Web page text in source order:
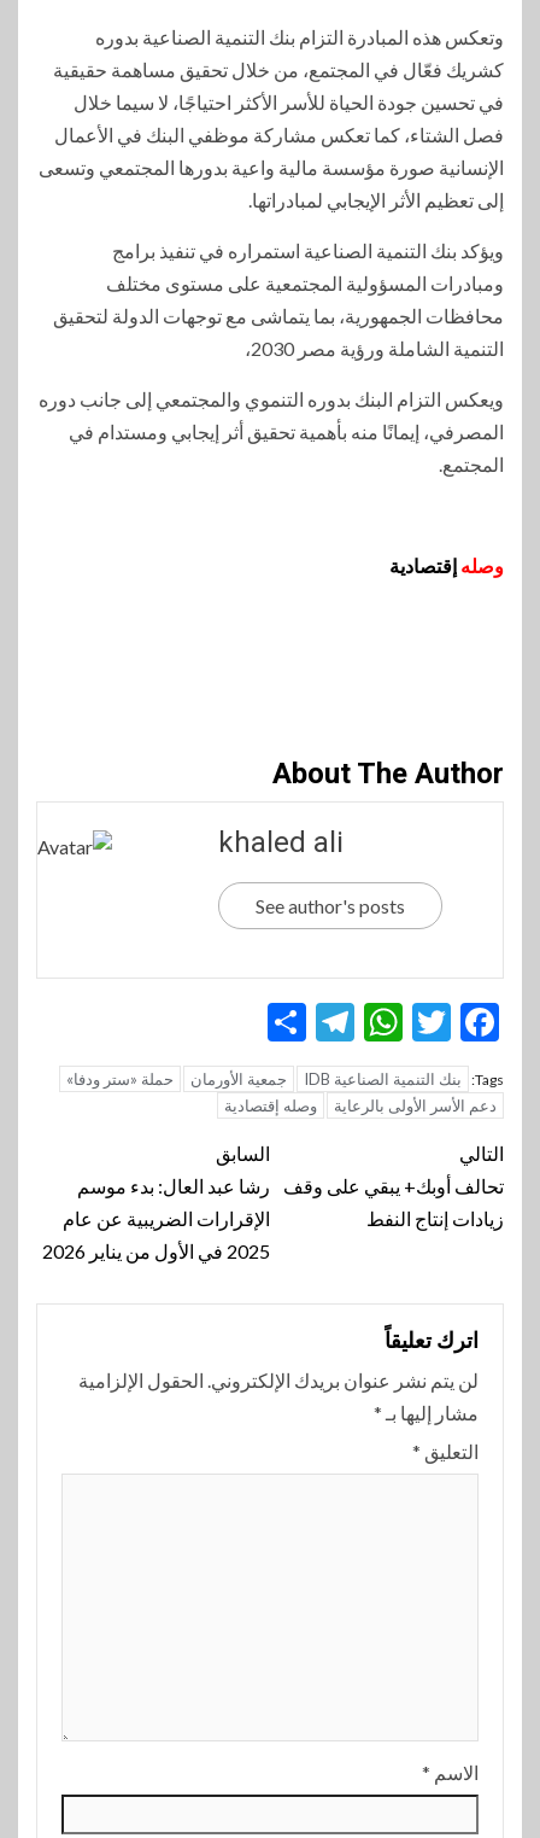
وتعكس هذه المبادرة التزام بنك التنمية الصناعية بدوره
كشريك فعّال في المجتمع، من خلال تحقيق مساهمة حقيقية
في تحسين جودة الحياة للأسر الأكثر احتياجًا، لا سيما خلال
فصل الشتاء، كما تعكس مشاركة موظفي البنك في الأعمال
الإنسانية صورة مؤسسة مالية واعية بدورها المجتمعي وتسعى
إلى تعظيم الأثر الإيجابي لمبادراتها.
ويؤكد بنك التنمية الصناعية استمراره في تنفيذ برامج
ومبادرات المسؤولية المجتمعية على مستوى مختلف
محافظات الجمهورية، بما يتماشى مع توجهات الدولة لتحقيق
التنمية الشاملة ورؤية مصر 2030،
ويعكس التزام البنك بدوره التنموي والمجتمعي إلى جانب دوره
المصرفي، إيمانًا منه بأهمية تحقيق أثر إيجابي ومستدام في
المجتمع.
وصله إقتصادية
About The Author
khaled ali
See author's posts
Facebook
Twitter
WhatsApp
Telegram
Tags: بنك التنمية الصناعية IDB جمعية الأورمان
حملة «ستر ودفا»
دعم الأسر الأولى بالرعاية
وصله إقتصادية
تنقل
المقالة
السابق
رشا عبد العال: بدء موسم
الإقرارات الضريبية عن عام
2025 في الأول من يناير 2026
التالي
تحالف أوبك+ يبقي على وقف
زيادات إنتاج النفط
اترك تعليقاً
لن يتم نشر عنوان بريدك الإلكتروني. الحقول الإلزامية
مشار إليها بـ *
التعليق *
الاسم *